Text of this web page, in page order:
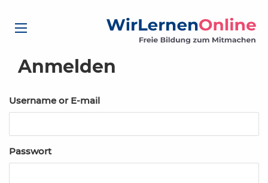
Anmelden
Username or E-mail
Passwort